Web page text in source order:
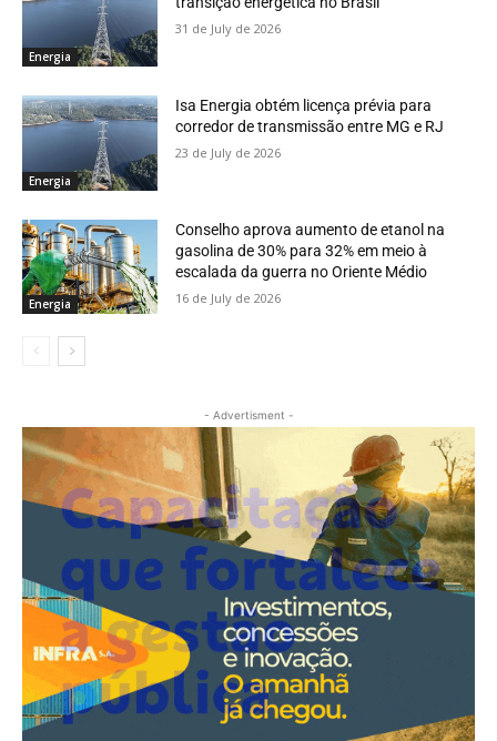
Energia
31 de July de 2026
Energia
Isa Energia obtém licença prévia para
corredor de transmissão entre MG e RJ
23 de July de 2026
Energia
Conselho aprova aumento de etanol na
gasolina de 30% para 32% em meio à
escalada da guerra no Oriente Médio
16 de July de 2026
- Advertisment -